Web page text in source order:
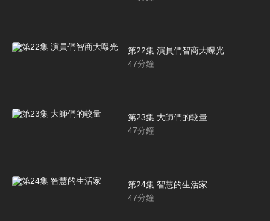
第22集 演員們智商大曝光
47分鐘
第23集 大師們的較量
47分鐘
第24集 智慧的生活家
47分鐘